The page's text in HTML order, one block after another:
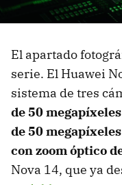
El apartado
serie. El Huawei
sistema de tres
de50 megapíxeles
de50 megapíxeles
con zoom óptico
Nova 14, que ya